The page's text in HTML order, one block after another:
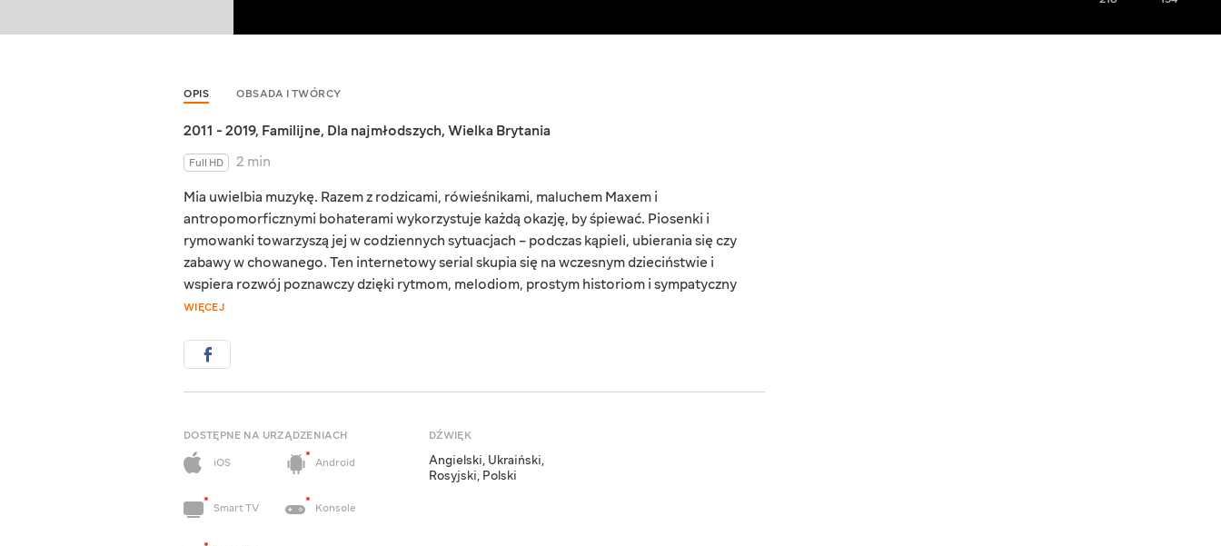
OPIS OBSADA I TWÓRCY
2011 - 2019, Familijne, Dla najmłodszych, Wielka Brytania
Full HD
2 min
Mia uwielbia muzykę. Razem z rodzicami, rówieśnikami, maluchem Maxem i
antropomorficznymi bohaterami wykorzystuje każdą okazję, by śpiewać. Piosenki i
rymowanki towarzyszą jej w codziennych sytuacjach – podczas kąpieli, ubierania się czy
zabawy w chowanego. Ten internetowy serial skupia się na wczesnym dzieciństwie i
wspiera rozwój poznawczy dzięki rytmom, melodiom, prostym historiom i sympatyczny
WIĘCEJ
DOSTĘPNE NA URZĄDZENIACH
iOS
Android
Smart TV Konsole
DŹWIĘK
Angielski, Ukraiński,
Rosyjski, Polski